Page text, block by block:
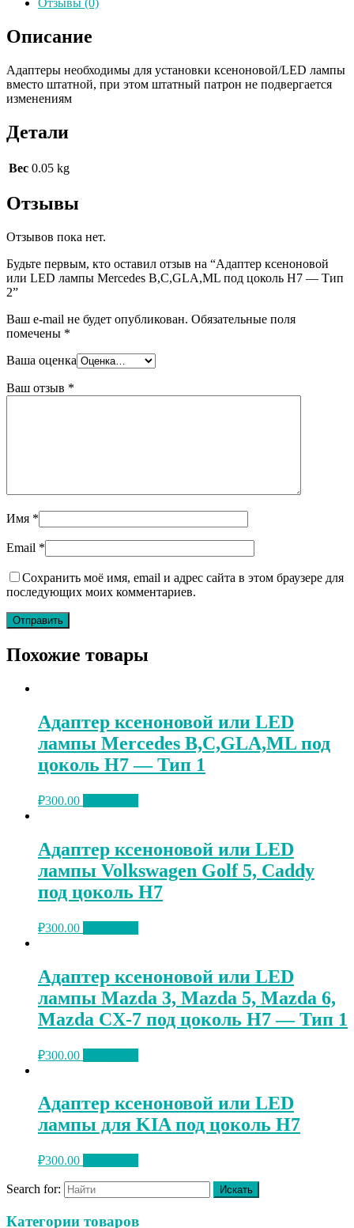
Описание
Адаптеры необходимы для установки ксеноновой/LED лампы
вместо штатной, при этом штатный патрон не подвергается
изменениям
Детали
Вес 0.05 kg
Отзывы
Отзывов пока нет.
Будьте первым, кто оставил отзыв на “Адаптер ксеноновой
или LED лампы Mercedes B,C,GLA,ML под цоколь Н7 — Тип
2”
Ваш e-mail не будет опубликован. Обязательные поля
помечены *
Ваша оценка
Ваш отзыв *
Имя *
Email *
Сохранить моё имя, email и адрес сайта в этом браузере для
последующих моих комментариев.
Похожие товары
Адаптер ксеноновой или LED
лампы Mercedes B,C,GLA,ML под
цоколь Н7 — Тип 1
₽300.00
Адаптер ксеноновой или LED
лампы Volkswagen Golf 5, Caddy
под цоколь H7
₽300.00
Адаптер ксеноновой или LED
лампы Mazda 3, Mazda 5, Mazda 6,
Mazda CX-7 под цоколь H7 — Тип 1
₽300.00
Адаптер ксеноновой или LED
лампы для KIA под цоколь H7
₽300.00
Search for:
Категории товаров